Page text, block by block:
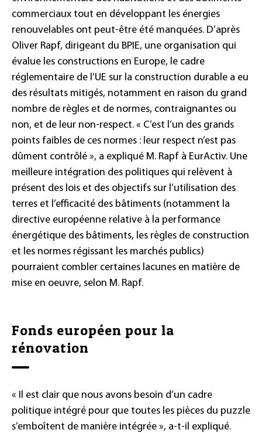
commerciaux tout en développant les énergies
renouvelables ont peut-être été manquées. D’après
Oliver Rapf, dirigeant du BPIE, une organisation qui
évalue les constructions en Europe, le cadre
réglementaire de l’UE sur la construction durable a eu
des résultats mitigés, notamment en raison du grand
nombre de règles et de normes, contraignantes ou
non, et de leur non-respect. « C’est l’un des grands
points faibles de ces normes : leur respect n’est pas
dûment contrôlé », a expliqué M. Rapf à EurActiv. Une
meilleure intégration des politiques qui relèvent à
présent des lois et des objectifs sur l’utilisation des
terres et l’efficacité des bâtiments (notamment la
directive européenne relative à la performance
énergétique des bâtiments, les règles de construction
et les normes régissant les marchés publics)
pourraient combler certaines lacunes en matière de
mise en oeuvre, selon M. Rapf.
Fonds européen pour la
rénovation
« Il est clair que nous avons besoin d’un cadre
politique intégré pour que toutes les pièces du puzzle
s’emboîtent de manière intégrée », a-t-il expliqué.